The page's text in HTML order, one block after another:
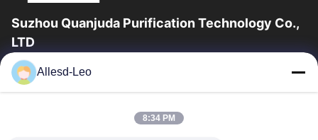
Suzhou Quanjuda Purification Technology Co.,
LTD
Pengalaman 16 tahun, Sebagai produsen dan pengekspor
produk ESD & Cleanroom terkemuka, kami menawarkan jajaran
Allesd-Leo
8:34 PM